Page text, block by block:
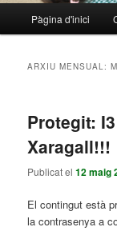
Aneu
principal
Aneu
secundari
Pàgina d'inici
ARXIU MENSUAL:
Protegit:
Xaragall!!!
Publicat el12 maig
El contingut està
la contrasenya a